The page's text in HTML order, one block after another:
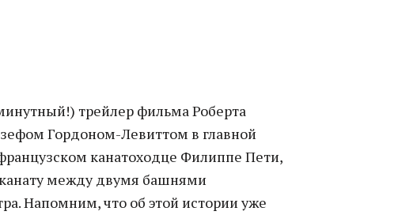
трейлер фильма Роберта
Гордоном-Левиттом в главной
канатоходце Филиппе Пети,
между двумя башнями
Напомним, что об этой истории уже